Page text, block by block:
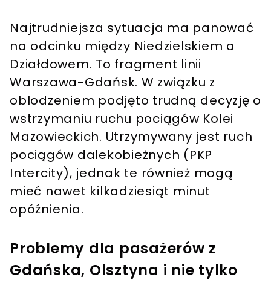
Najtrudniejsza sytuacja ma panować
na odcinku między Niedzielskiem a
Działdowem. To fragment linii
Warszawa-Gdańsk. W związku z
oblodzeniem podjęto trudną decyzję o
wstrzymaniu ruchu pociągów Kolei
Mazowieckich. Utrzymywany jest ruch
pociągów dalekobieżnych (PKP
Intercity), jednak te również mogą
mieć nawet kilkadziesiąt minut
opóźnienia.
Problemy dla pasażerów z
Gdańska, Olsztyna i nie tylko